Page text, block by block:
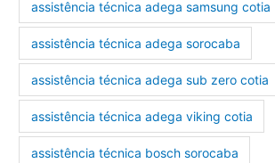
assistência técnica adega samsung cotia
assistência técnica adega sorocaba
assistência técnica adega sub zero cotia
assistência técnica adega viking cotia
assistência técnica bosch sorocaba